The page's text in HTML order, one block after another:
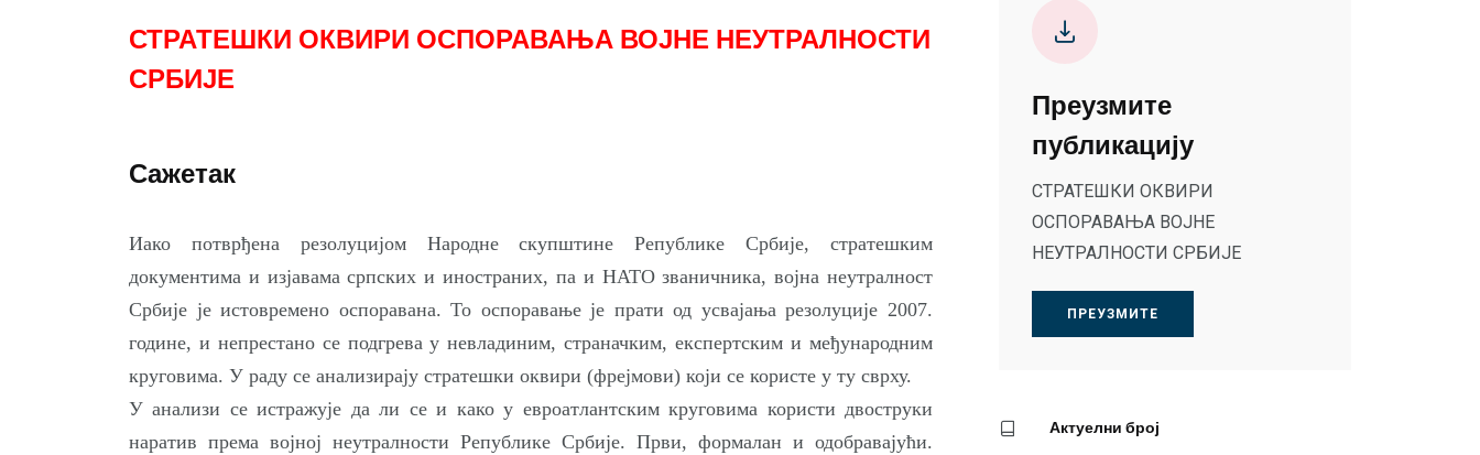
СТРАТЕШКИ ОКВИРИ ОСПОРАВАЊА ВОЈНЕ НЕУТРАЛНОСТИ
СРБИЈЕ
Сажетак
Иако потврђена резолуцијом Народне скупштине Републике Србије, стратешким
документима и изјавама српских и иностраних, па и НАТО званичника, војна неутралност
Србије је истовремено оспоравана. То оспоравање је прати од усвајања резолуције 2007.
године, и непрестано се подгрева у невладиним, страначким, експертским и међународним
круговима. У раду се анализирају стратешки оквири (фрејмови) који се користе у ту сврху.
У анализи се истражује да ли се и како у евроатлантским круговима користи двоструки
наратив према војној неутралности Републике Србије. Први, формалан и одобравајући.
Преузмите
публикацију
СТРАТЕШКИ ОКВИРИ
ОСПОРАВАЊА ВОЈНЕ
НЕУТРАЛНОСТИ СРБИЈЕ
ПРЕУЗМИТЕ
Актуелни број